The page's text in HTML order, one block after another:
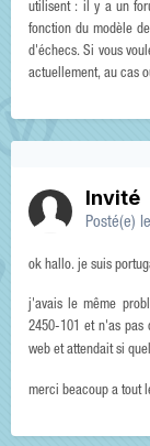
utilisent : il y a un
fonction du modèle
d'échecs. Si vous
actuellement, au cas
Invité
Posté(e)
ok hallo. je suis
j'avais le même
2450-101 et n'as pas
web et attendait si
merci beacoup a tout